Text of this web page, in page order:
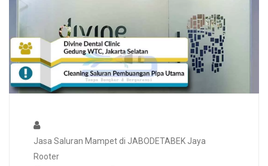
Jasa Saluran Mampet di JABODETABEK Jaya
Rooter